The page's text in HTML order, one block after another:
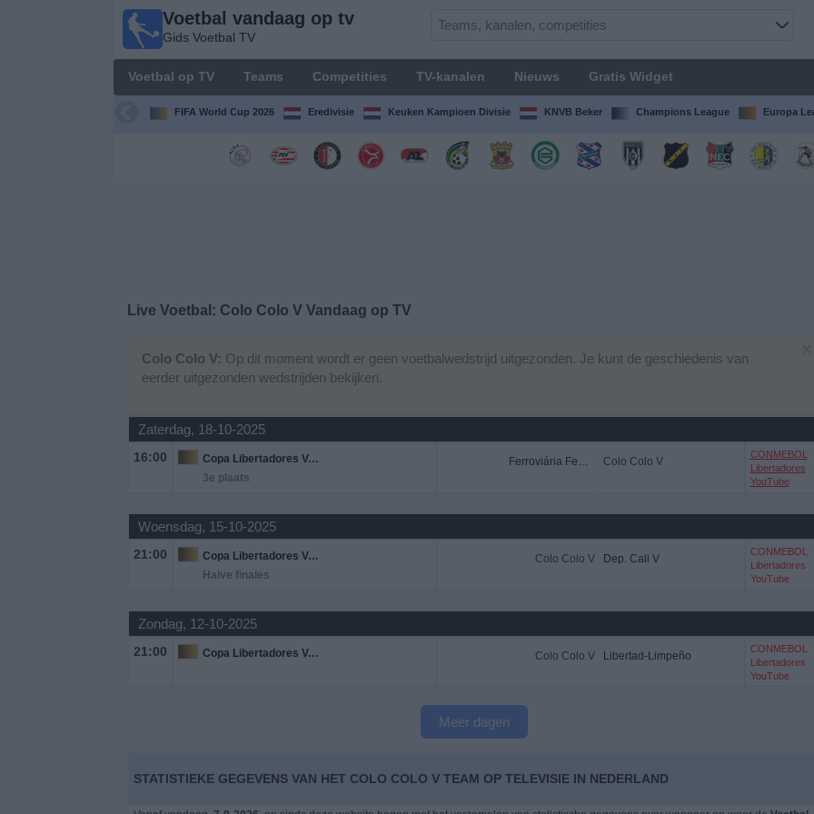
Voetbal vandaag op tv
Gids Voetbal TV
Voetbal op TV Teams Competities TV-kanalen Nieuws Gratis Widget
FIFA World Cup 2026 Eredivisie Keuken Kampioen Divisie KNVB Beker Champions League Europa
Live Voetbal: Colo Colo V Vandaag op TV
Colo Colo V: Op dit moment wordt er geen voetbalwedstrijd uitgezonden. Je kunt de geschiedenis van
eerder uitgezonden wedstrijden bekijken.
Zaterdag, 18-10-2025
16:00
Copa Libertadores Vrouwen
3e plaats
Ferroviária Femenino Colo Colo V
CONMEBOL
Libertadores
YouTube
Woensdag, 15-10-2025
21:00
Copa Libertadores Vrouwen
Halve finales
Colo Colo V Dep. Cali V
CONMEBOL
Libertadores
YouTube
Zondag, 12-10-2025
21:00 Copa Libertadores Vrouwen Colo Colo V Libertad-Limpeño
CONMEBOL
Libertadores
YouTube
Meer dagen
STATISTIEKE GEGEVENS VAN HET COLO COLO V TEAM OP TELEVISIE IN NEDERLAND